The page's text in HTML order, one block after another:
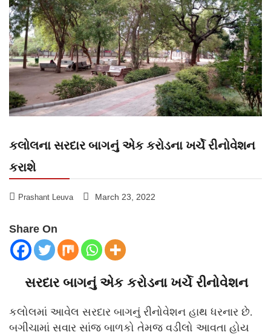
કલોલના સરદાર બાગનું એક કરોડના ખર્ચે રીનોવેશન
કરાશે
Prashant Leuva March 23, 2022
Share On
સરદાર બાગનું એક કરોડના ખર્ચે રીનોવેશન
કલોલમાં આવેલ સરદાર બાગનું રીનોવેશન હાથ ધરનાર છે.
બગીચામાં સવાર સાંજ બાળકો તેમજ વડીલો આવતા હોય